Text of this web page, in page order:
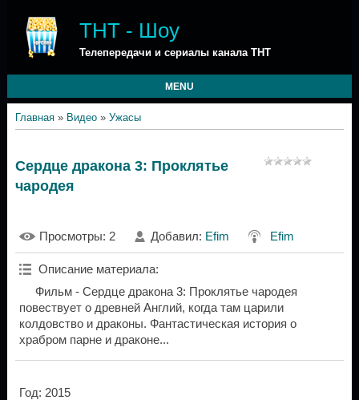
ТНТ - Шоу
Телепередачи и сериалы канала ТНТ
MENU
Главная» Видео» Ужасы
Сердце дракона 3: Проклятье
чародея
Просмотры: 2 Добавил: Efim Efim
Описание материала:
Фильм - Сердце дракона 3: Проклятье чародея
повествует о древней Англий, когда там царили
колдовство и драконы. Фантастическая история о
храбром парне и драконе...
Год: 2015